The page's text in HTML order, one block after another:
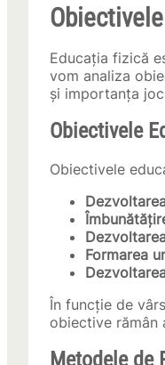
Educația fizică
vom analiza
și importanța
Obiectivele
Obiectivele
Formarea
În funcție de
obiective rămân